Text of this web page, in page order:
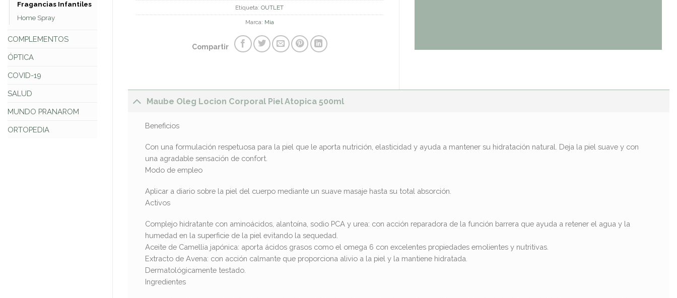
Fragancias Infantiles
Home Spray
COMPLEMENTOS
ÓPTICA
COVID-19
SALUD
MUNDO PRANAROM
ORTOPEDIA
Etiqueta:OUTLET
Marca: Mia
Compartir
Maube Oleg Locion Corporal Piel Atopica 500ml
Beneficios
Con una formulación respetuosa para la piel que le aporta nutrición, elasticidad y ayuda a mantener su hidratación natural. Deja la piel suave y con
una agradable sensación de confort.
Modo de empleo
Aplicar a diario sobre la piel del cuerpo mediante un suave masaje hasta su total absorción.
Activos
Complejo hidratante con aminoácidos, alantoína, sodio PCA y urea: con acción reparadora de la función barrera que ayuda a retener el agua y la
humedad en la superficie de la piel evitando la sequedad.
Aceite de Camellia japónica: aporta ácidos grasos como el omega 6 con excelentes propiedades emolientes y nutritivas.
Extracto de Avena: con acción calmante que proporciona alivio a la piel y la mantiene hidratada.
Dermatológicamente testado.
Ingredientes